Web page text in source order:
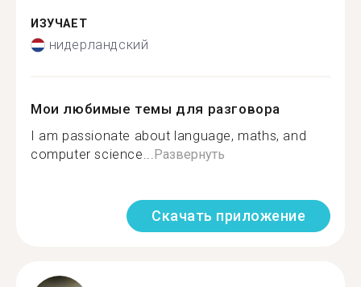
ИЗУЧАЕТ
нидерландский
Мои любимые темы для разговора
I am passionate about language, maths, and
computer science...Развернуть
Скачать приложение